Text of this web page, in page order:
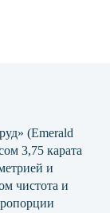
(Emerald
3,75 карата
и
чистота и